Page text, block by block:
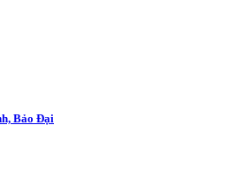
Bảo Đại